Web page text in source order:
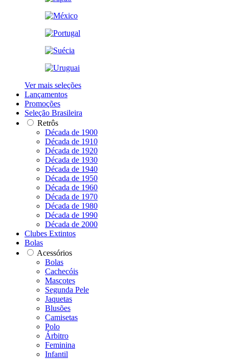
Ver mais seleções
Lançamentos
Promoções
Seleção Brasileira
Retrôs
Década de 1900
Década de 1910
Década de 1920
Década de 1930
Década de 1940
Década de 1950
Década de 1960
Década de 1970
Década de 1980
Década de 1990
Década de 2000
Clubes Extintos
Bolas
Acessórios
Bolas
Cachecóis
Mascotes
Segunda Pele
Jaquetas
Blusões
Camisetas
Polo
Árbitro
Feminina
Infantil